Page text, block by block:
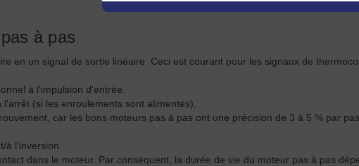
à pas
en un signal de sortie linéaire. Ceci est courant pour les signaux de
à l'impulsion d'entrée.
(si les enroulements sont alimentés).
car les bons moteurs pas à pas ont une précision de 3 à 5 % par
à l'inversion.
dans le moteur. Par conséquent, la durée de vie du moteur pas à pas